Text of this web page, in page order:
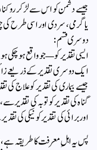
جیسے دشمن کو اس سے لڑ کر روکنا،
یا گرمی، سردی اور اسی طرح
دوسری قسم:
ایسی تقدیر کو—جو واقع ہو چکی
ایک دوسری تقدیر کے ذریعے
جیسے بیماری کی تقدیر کو علاج کی
گناہ کی تقدیر کو توبہ کی تقدیر سے،
اور برائی کی تقدیر کو نیکی کی
پس یہ اہلِ معرفت کا طریقہ ہے،